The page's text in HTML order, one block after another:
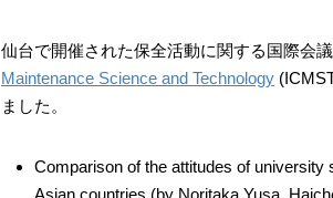
仙台で開催された保全活動に関する国際会
Maintenance Science and Technology
ました。
Comparison of the attitudes of
Asian countries (by Noritaka Yusa,